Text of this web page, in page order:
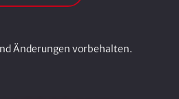
Änderungen vorbehalten.